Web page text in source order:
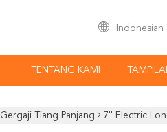
Indonesian
TENTANG KAMI
Gergaji Tiang Panjang 7'' Electric